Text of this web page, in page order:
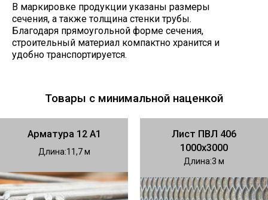
В маркировке продукции указаны размеры
сечения, а также толщина стенки трубы.
Благодаря прямоугольной форме сечения,
строительный материал компактно хранится и
удобно транспортируется.
Товары с минимальной наценкой
Арматура 12 А1
Длина 11,7
Лист ПВЛ 406
1000х3000
Длина 3